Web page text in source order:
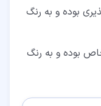
بوده و به رنگ
بوده و به رنگ